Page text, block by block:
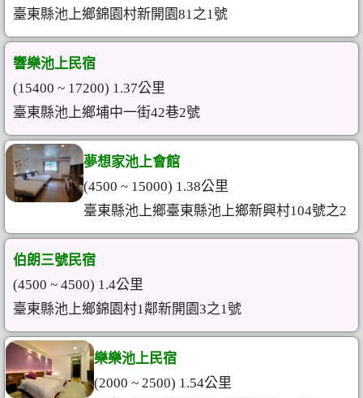
臺東縣池上鄉錦園村新開園81之1號
響樂池上民宿
(15400 ~ 17200) 1.37公里
臺東縣池上鄉埔中一街42巷2號
夢想家池上會館
(4500 ~ 15000) 1.38公里
臺東縣池上鄉臺東縣池上鄉新興村104號之2
伯朗三號民宿
(4500 ~ 4500) 1.4公里
臺東縣池上鄉錦園村1鄰新開園3之1號
樂樂池上民宿
(2000 ~ 2500) 1.54公里